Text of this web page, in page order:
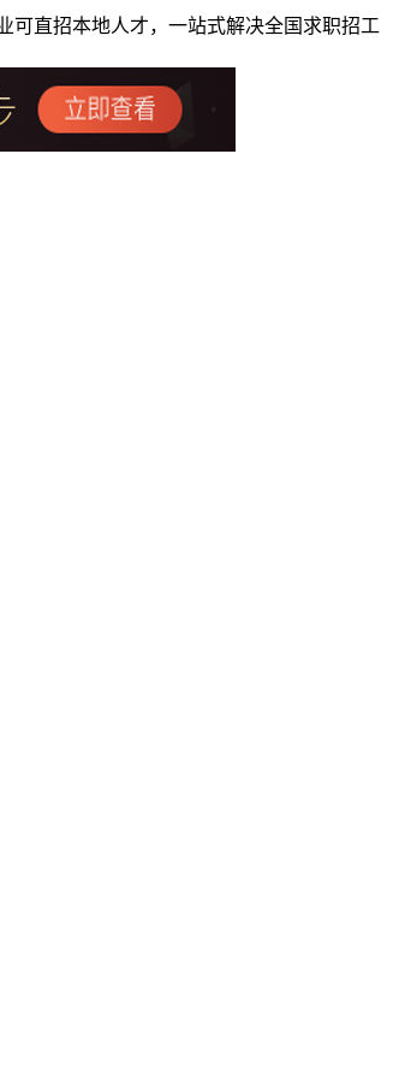
可直招本地人才，一站式解决全国求职招工